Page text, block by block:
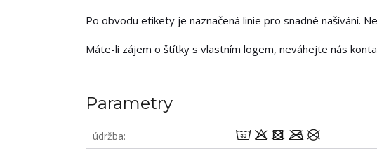
Po obvodu etikety je naznačená linie pro snadné našívání.
Máte-li zájem o štítky s vlastním logem, neváhejte nás
Parametry
údržba wodmU